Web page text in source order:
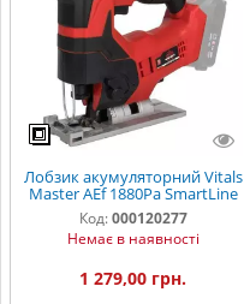
Лобзик акумуляторний Vitals
Master AEf 1880Pa SmartLine
Код: 000120277
Немає в наявності
1 279,00 грн.